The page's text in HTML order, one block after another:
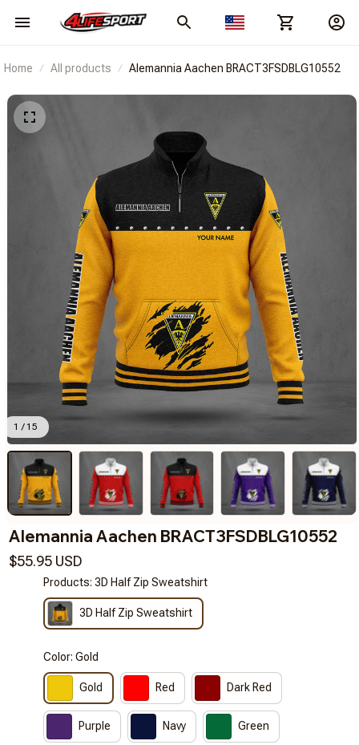
Home All products Alemannia Aachen BRACT3FSDBLG10552
1 / 15
Alemannia Aachen BRACT3FSDBLG10552
$55.95 USD
Products: 3D Half Zip Sweatshirt
3D Half Zip Sweatshirt
Color: Gold
Gold Red Dark Red
Purple Navy Green